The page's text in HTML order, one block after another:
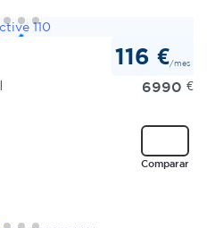
116 €/mes
6990 €
Comparar